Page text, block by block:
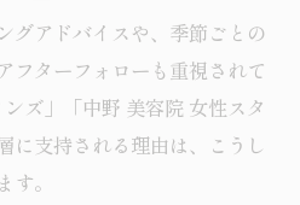
グアドバイスや、季節ごとの
フターフォローも重視されて
ズ」「中野 美容院 女性スタ
に支持される理由は、こうし
。